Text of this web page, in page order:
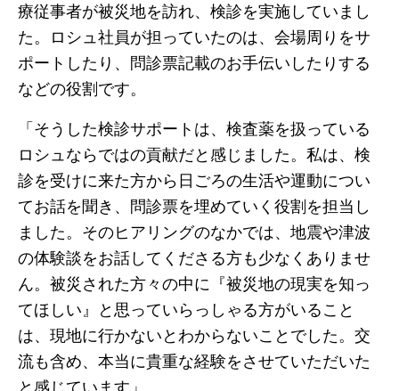
療従事者が被災地を訪れ、検診を実施していまし
た。ロシュ社員が担っていたのは、会場周りをサ
ポートしたり、問診票記載のお手伝いしたりする
などの役割です。
「そうした検診サポートは、検査薬を扱っている
ロシュならではの貢献だと感じました。私は、検
診を受けに来た方から日ごろの生活や運動につい
てお話を聞き、問診票を埋めていく役割を担当し
ました。そのヒアリングのなかでは、地震や津波
の体験談をお話してくださる方も少なくありませ
ん。被災された方々の中に『被災地の現実を知っ
てほしい』と思っていらっしゃる方がいること
は、現地に行かないとわからないことでした。交
流も含め、本当に貴重な経験をさせていただいた
と感じています」